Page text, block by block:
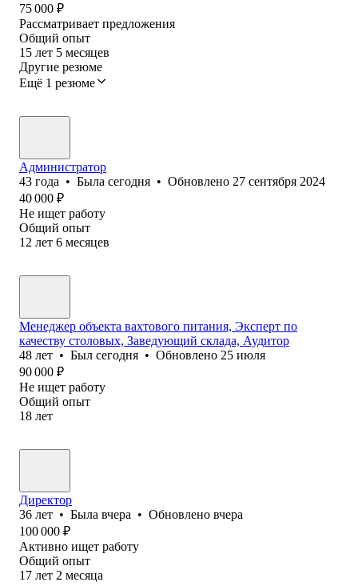
75 000 ₽
Рассматривает предложения
Общий опыт
15 лет 5 месяцев
Другие резюме
Ещё 1 резюме
Администратор
43 года • Была сегодня • Обновлено 27 сентября 2024
40 000 ₽
Не ищет работу
Общий опыт
12 лет 6 месяцев
Менеджер объекта вахтового питания, Эксперт по
качеству столовых, Заведующий склада, Аудитор
48 лет • Был сегодня • Обновлено 25 июля
90 000 ₽
Не ищет работу
Общий опыт
18 лет
Директор
36 лет • Была вчера • Обновлено вчера
100 000 ₽
Активно ищет работу
Общий опыт
17 лет 2 месяца